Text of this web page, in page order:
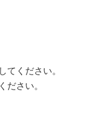
ください。
ださい。